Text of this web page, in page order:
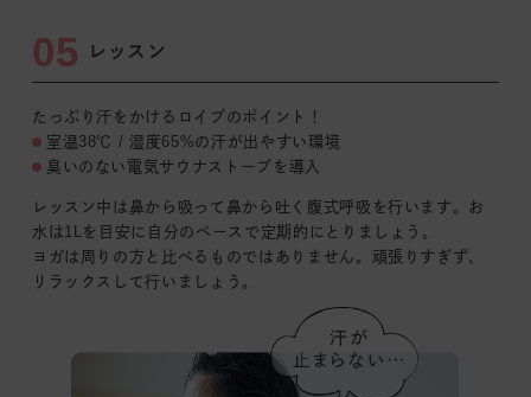
05 レッスン
たっぷり汗をかけるロイブのポイント！
室温38℃ / 湿度65%の汗が出やすい環境
臭いのない電気サウナストーブを導入
レッスン中は鼻から吸って鼻から吐く腹式呼吸を行います。お
水は1Lを目安に自分のペースで定期的にとりましょう。
ヨガは周りの方と比べるものではありません。頑張りすぎず、
リラックスして行いましょう。